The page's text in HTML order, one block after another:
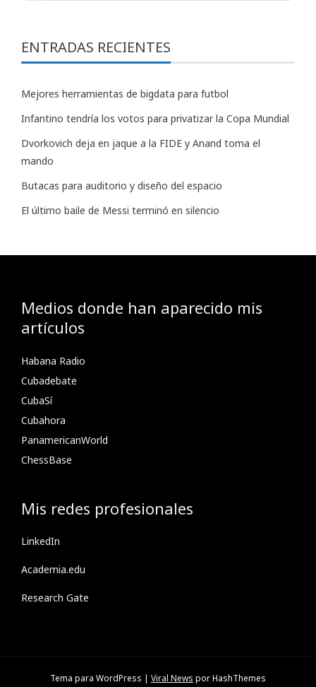
ENTRADAS RECIENTES
Mejores herramientas de bigdata para futbol
Infantino tendría los votos para privatizar la Copa Mundial
Dvorkovich deja en jaque a la FIDE y Anand toma el
mando
Butacas para auditorio y diseño del espacio
El último baile de Messi terminó en silencio
Medios donde han aparecido mis
artículos
Habana Radio
Cubadebate
CubaSí
Cubahora
PanamericanWorld
ChessBase
Mis redes profesionales
LinkedIn
Academia.edu
Research Gate
Tema para WordPress | Viral News por HashThemes